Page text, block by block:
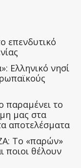
επενδυτικό
Ελληνικό νησί
παραμένει το
μας στα
αποτελέσματα
Το «παρών»
ποιοι θέλουν